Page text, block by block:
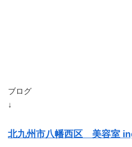
ブログ
↓
北九州市八幡西区 美容室